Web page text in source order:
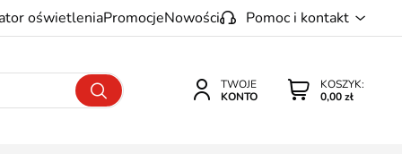
oświetleniaPromocjeNowości Pomoc i kontakt
KOSZYK:
0,00 zł
TWOJE
KONTO